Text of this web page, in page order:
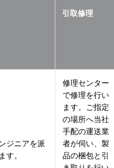
引取修理
ジニアを派
す。
修理センター
で修理を行い
ます。ご指定
の場所へ当社
手配の運送業
者が伺い、製
品の梱包と引